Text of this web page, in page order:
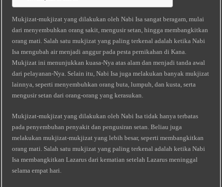
Mukjizat-mukjizat yang dilakukan oleh Nabi Isa sangat beragam, mulai
dari menyembuhkan orang sakit, mengusir setan, hingga membangkitkan
orang mati. Salah satu mukjizat yang paling terkenal adalah ketika Nabi
Isa mengubah air menjadi anggur pada pesta pernikahan di Kana.
Mukjizat ini menunjukkan kuasa-Nya atas alam dan menjadi tanda awal
dari pelayanan-Nya. Selain itu, Nabi Isa juga melakukan banyak mukjizat
lainnya, seperti menyembuhkan orang buta, lumpuh, dan kusta, serta
mengusir setan dari orang-orang yang kerasukan.
Mukjizat-mukjizat yang dilakukan oleh Nabi Isa tidak hanya terbatas
pada penyembuhan penyakit dan pengusiran setan. Beliau juga
melakukan mukjizat-mukjizat yang lebih besar, seperti membangkitkan
orang mati. Salah satu mukjizat yang paling terkenal adalah ketika Nabi
Isa membangkitkan Lazarus dari kematian setelah Lazarus meninggal
selama empat hari.